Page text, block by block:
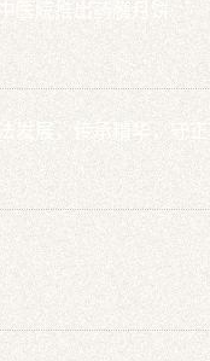
医院推出药膳月饼
发展，传承精华，守